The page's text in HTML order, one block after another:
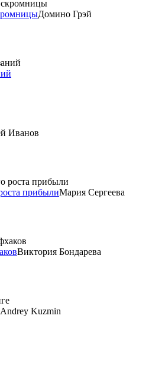
Домино Грэй
Иванов
прибылиМария Сергеева
Виктория Бондарева
Andrey Kuzmin